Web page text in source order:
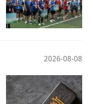
2026-08-08